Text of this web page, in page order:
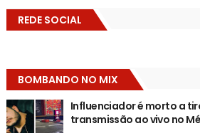
REDE SOCIAL
BOMBANDO NO MIX
Influenciador é morto a
transmissão ao vivo no